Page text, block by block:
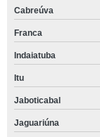
Cabreúva
Franca
Indaiatuba
Itu
Jaboticabal
Jaguariúna